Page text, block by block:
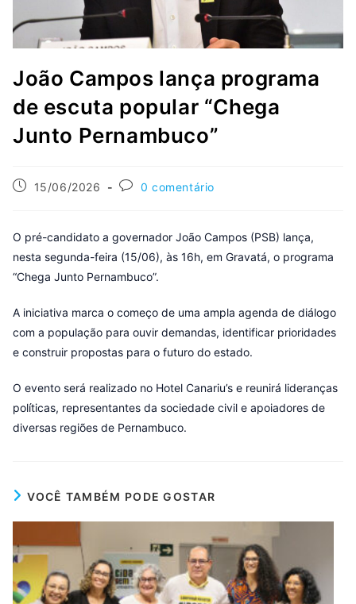
João Campos lança programa
de escuta popular “Chega
Junto Pernambuco”
15/06/2026 0 comentário
O pré-candidato a governador João Campos (PSB) lança,
nesta segunda-feira (15/06), às 16h, em Gravatá, o programa
“Chega Junto Pernambuco”.
A iniciativa marca o começo de uma ampla agenda de diálogo
com a população para ouvir demandas, identificar prioridades
e construir propostas para o futuro do estado.
O evento será realizado no Hotel Canariu’s e reunirá lideranças
políticas, representantes da sociedade civil e apoiadores de
diversas regiões de Pernambuco.
VOCÊ TAMBÉM PODE GOSTAR